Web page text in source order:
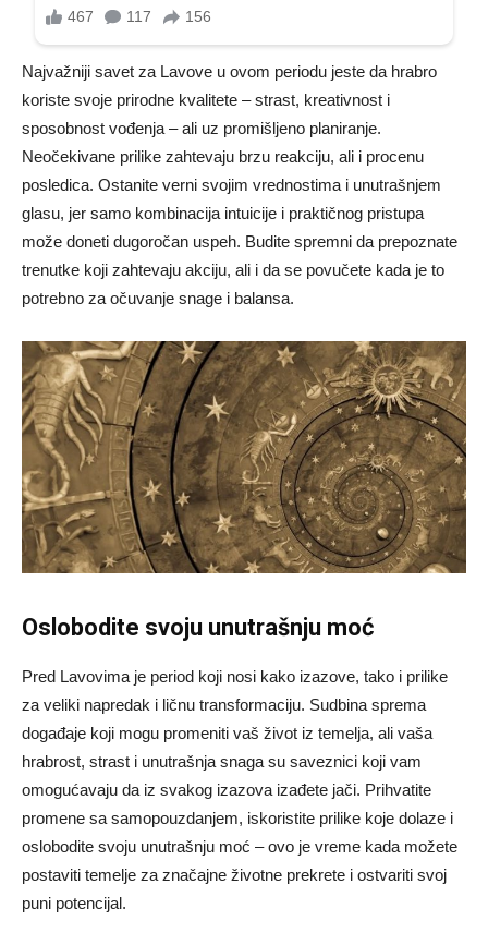
Najvažniji savet za Lavove u ovom periodu jeste da hrabro
koriste svoje prirodne kvalitete – strast, kreativnost i
sposobnost vođenja – ali uz promišljeno planiranje.
Neočekivane prilike zahtevaju brzu reakciju, ali i procenu
posledica. Ostanite verni svojim vrednostima i unutrašnjem
glasu, jer samo kombinacija intuicije i praktičnog pristupa
može doneti dugoročan uspeh. Budite spremni da prepoznate
trenutke koji zahtevaju akciju, ali i da se povučete kada je to
potrebno za očuvanje snage i balansa.
Oslobodite svoju unutrašnju moć
Pred Lavovima je period koji nosi kako izazove, tako i prilike
za veliki napredak i ličnu transformaciju. Sudbina sprema
događaje koji mogu promeniti vaš život iz temelja, ali vaša
hrabrost, strast i unutrašnja snaga su saveznici koji vam
omogućavaju da iz svakog izazova izađete jači. Prihvatite
promene sa samopouzdanjem, iskoristite prilike koje dolaze i
oslobodite svoju unutrašnju moć – ovo je vreme kada možete
postaviti temelje za značajne životne prekrete i ostvariti svoj
puni potencijal.